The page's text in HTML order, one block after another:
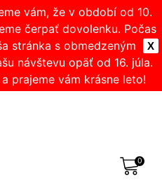
X
vám, že v období od 10.
čerpať dovolenku. Počas
stránka s obmedzeným
návštevu opäť od 16. júla.
prajeme vám krásne leto!
0